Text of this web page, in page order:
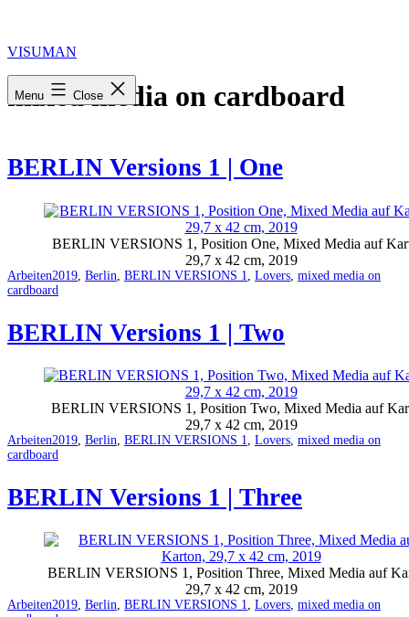
content
VISUMAN
Menu Close
mixed media on cardboard
BERLIN Versions 1 | One
BERLIN VERSIONS 1, Position One, Mixed Media auf
29,7 x 42 cm, 2019
Categorized
as
ArbeitenTagged
2019, Berlin, BERLIN VERSIONS 1, Lovers, mixed media on
cardboard
BERLIN Versions 1 | Two
BERLIN VERSIONS 1, Position Two, Mixed Media auf
29,7 x 42 cm, 2019
Categorized
as
ArbeitenTagged
2019, Berlin, BERLIN VERSIONS 1, Lovers, mixed media on
cardboard
BERLIN Versions 1 | Three
BERLIN VERSIONS 1, Position Three, Mixed Media auf
29,7 x 42 cm, 2019
Categorized
ArbeitenTagged
2019, Berlin, BERLIN VERSIONS 1, Lovers, mixed media on